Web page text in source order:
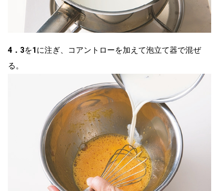
4． 3を1 に注ぎ、コアントローを加えて泡立て器で混ぜ
る。